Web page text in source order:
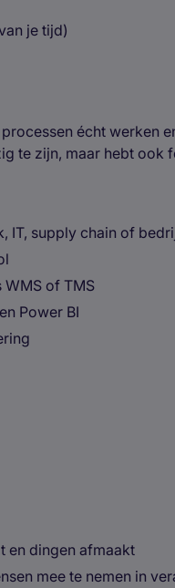
je tijd)
écht werken
te zijn, maar hebt ook
IT, supply chain of
of TMS
Power BI
en dingen afmaakt
mee te nemen in